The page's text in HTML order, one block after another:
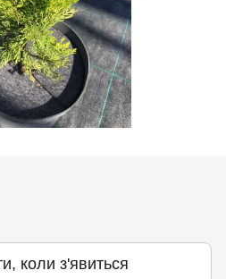
коли з'явиться